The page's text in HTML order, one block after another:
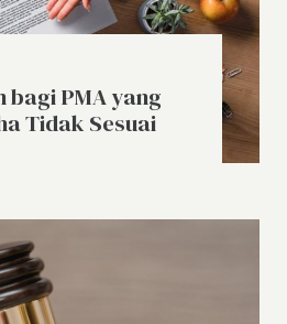
bagi PMA yang
Tidak Sesuai